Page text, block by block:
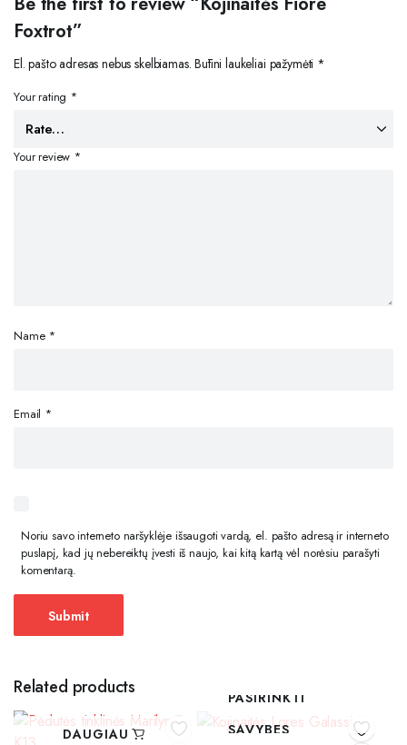
Foxtrot”
El. pašto adresas nebus skelbiamas. Būtini laukeliai pažymėti *
Your rating *
Your review *
Name *
Email *
Noriu savo interneto naršyklėje išsaugoti vardą, el. pašto adresą ir interneto
puslapį, kad jų nebereiktų įvesti iš naujo, kai kitą kartą vėl norėsiu parašyti
komentarą.
Related products
DAUGIAU
PASIRINKTI
SAVYBES